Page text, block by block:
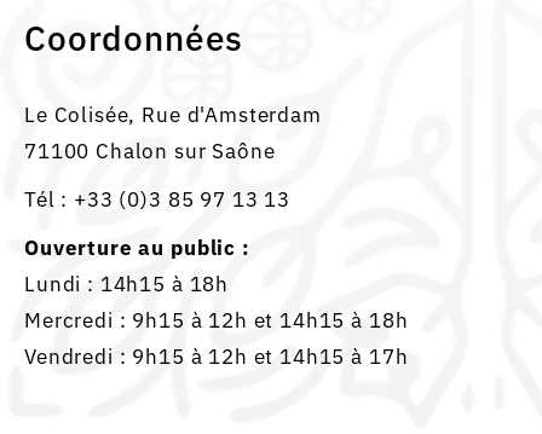
Coordonnées
Le Colisée, Rue d'Amsterdam
71100 Chalon sur Saône
Tél : +33 (0)3 85 97 13 13
Ouverture au public :
Lundi : 14h15 à 18h
Mercredi : 9h15 à 12h et 14h15 à 18h
Vendredi : 9h15 à 12h et 14h15 à 17h